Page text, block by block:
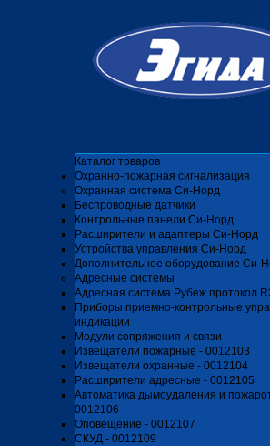
Каталог товаров
Охранно-пожарная сигнализация
Охранная система Си-Норд
Беспроводные датчики
Контрольные панели Си-Норд
Расширители и адаптеры Си-Норд
Устройства управления Си-Норд
Дополнительное оборудование Си-
Адресные системы
Адресная система Рубеж протокол
Приборы приемно-контрольные
индикации
Модули сопряжения и связи
Извещатели пожарные - 0012103
Извещатели охранные - 0012104
Расширители адресные - 0012105
Автоматика дымоудаления и
0012106
Оповещение - 0012107
СКУД - 0012109